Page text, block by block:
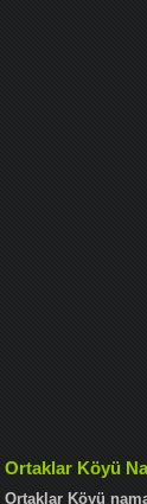
Ortaklar Köyü
Ortaklar Köyü